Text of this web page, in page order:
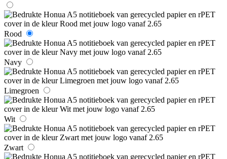
Rood
Navy
Limegroen
Wit
Zwart